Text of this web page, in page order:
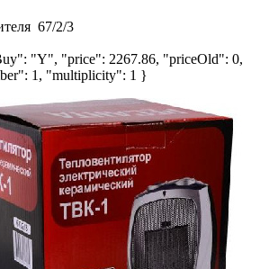
67/2/3
"Y", "price": 2267.86, "priceOld": 0,
1, "multiplicity": 1 }